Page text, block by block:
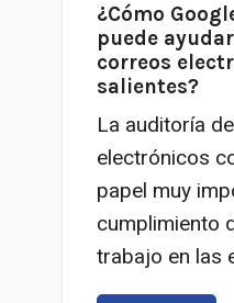
¿Cómo
puede
correos
salientes?
La auditoría
electrónicos
papel muy
cumplimiento
trabajo en las